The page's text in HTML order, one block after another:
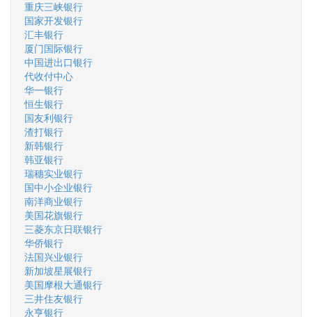
重庆三峡银行
国家开发银行
汇丰银行
厦门国际银行
中国进出口银行
代收付中心
华一银行
恒生银行
国友利银行
渣打银行
新韩银行
韩亚银行
瑞穗实业银行
国中小企业银行
南洋商业银行
美国花旗银行
三菱东京日联银行
华侨银行
法国兴业银行
新加坡星展银行
美国摩根大通银行
三井住友银行
永亨银行